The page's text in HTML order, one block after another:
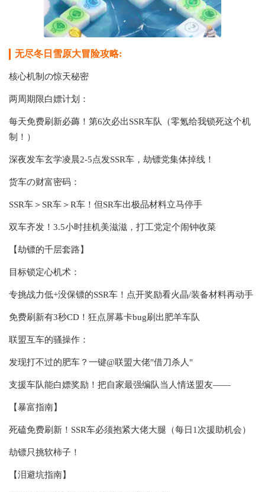
无尽冬日雪原大冒险攻略:
核心机制の惊天秘密
两周期限白嫖计划：
每天免费刷新必薅！第6次必出SSR车队（零氪给我锁死这个机
制！）
深夜发车玄学凌晨2-5点发SSR车，劫镖党集体掉线！
货车の财富密码：
SSR车＞SR车＞R车！但SR车出极品材料立马停手
双车齐发！3.5小时挂机美滋滋，打工党定个闹钟收菜
【劫镖的千层套路】
目标锁定心机术：
专挑战力低+没保镖的SSR车！点开奖励看火晶/装备材料再动手
免费刷新有3秒CD！狂点屏幕卡bug刷出肥羊车队
联盟互车的骚操作：
发现打不过的肥车？一键@联盟大佬"借刀杀人"
支援车队能白嫖奖励！把自家最强编队当人情送盟友——
【暴富指南】
死磕免费刷新！SSR车必须抱紧大佬大腿（每日1次援助机会）
劫镖只挑软柿子！
【泪避坑指南】